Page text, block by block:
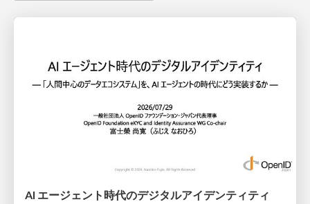
AI エージェント時代のデジタルアイデンティティ